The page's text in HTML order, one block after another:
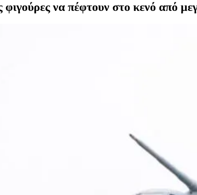
φιγούρες να πέφτουν στο κενό από